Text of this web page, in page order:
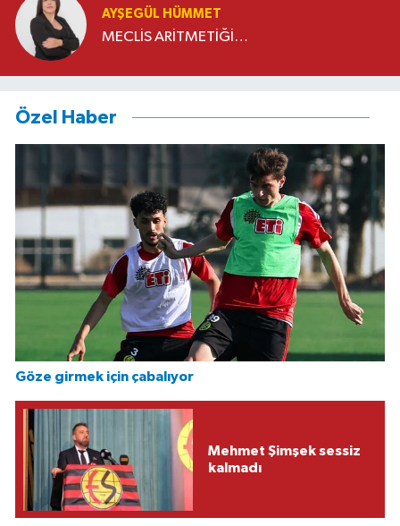
AYŞEGÜL HÜMMET
MECLİS ARİTMETİĞİ…
Özel Haber
Göze girmek için çabalıyor
Mehmet Şimşek sessiz
kalmadı